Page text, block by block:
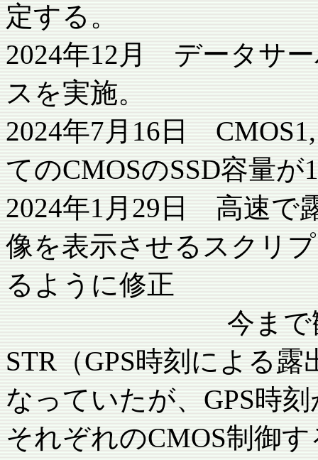
定する。
2024年12月 データサ
スを実施。
2024年7月16日
てのCMOSのSSD容量が
2024年1月29日 高速で
像を表示させるスクリ
るように修正
今まで観測ロ
STR（GPS時刻による
なっていたが、GPS時
それぞれのCMOS制御